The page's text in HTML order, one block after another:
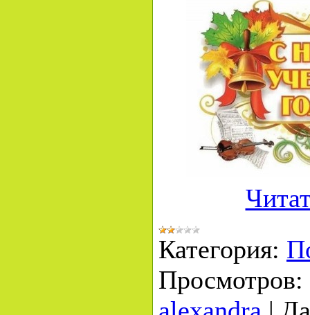
Категория:
Просмотров: